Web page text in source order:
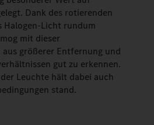
Dank des rotierenden
Halogen-Licht rundum
mit dieser
größerer Entfernung und
gut zu erkennen.
Leuchte hält dabei auch
stand.